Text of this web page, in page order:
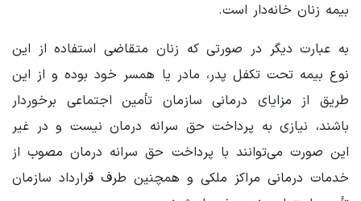
بیمه زنان خانه‌دار است.
به عبارت دیگر در صورتی که زنان متقاضی استفاده از این
نوع بیمه تحت تکفل پدر، مادر یا همسر خود بوده و از این
طریق از مزایای درمانی سازمان تأمین اجتماعی برخوردار
باشند، نیازی به پرداخت حق سرانه درمان نیست و در غیر
این صورت می‌توانند با پرداخت حق سرانه درمان مصوب از
خدمات درمانی مراکز ملکی و همچنین طرف قرارداد سازمان